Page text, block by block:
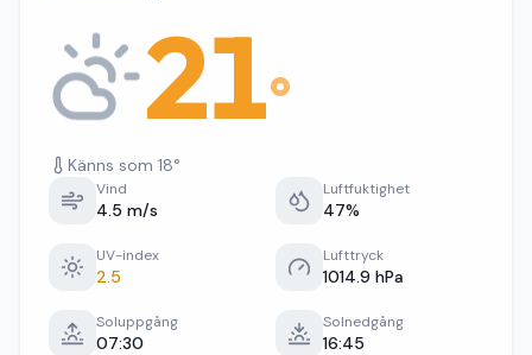
21°
Känns som 18°
Vind
4.5 m/s
Luftfuktighet
47%
UV-index
2.5
Lufttryck
1014.9 hPa
Soluppgång
07:30
Solnedgång
16:45